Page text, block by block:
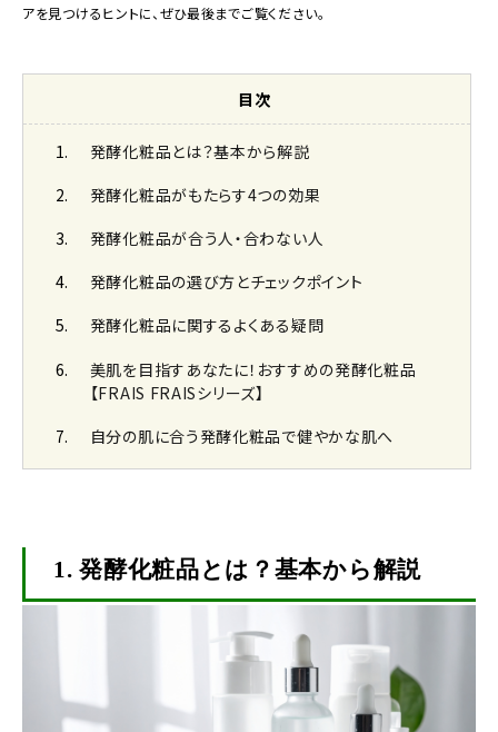
アを見つけるヒントに、ぜひ最後までご覧ください。
目次
発酵化粧品とは？基本から解説
発酵化粧品がもたらす4つの効果
発酵化粧品が合う人・合わない人
発酵化粧品の選び方とチェックポイント
発酵化粧品に関するよくある疑問
美肌を目指すあなたに！おすすめの発酵化粧品
【FRAIS FRAISシリーズ】
自分の肌に合う発酵化粧品で健やかな肌へ
1.発酵化粧品とは？基本から解説